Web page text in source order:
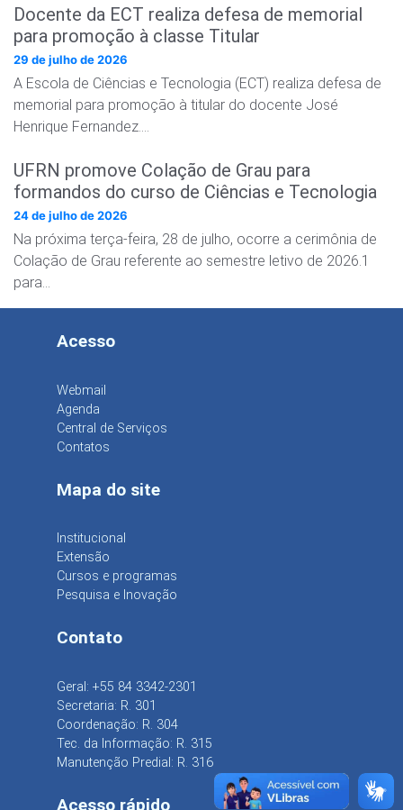
Docente da ECT realiza defesa de memorial
para promoção à classe Titular
29 de julho de 2026
A Escola de Ciências e Tecnologia (ECT) realiza defesa de
memorial para promoção à titular do docente José
Henrique Fernandez….
UFRN promove Colação de Grau para
formandos do curso de Ciências e Tecnologia
24 de julho de 2026
Na próxima terça-feira, 28 de julho, ocorre a cerimônia de
Colação de Grau referente ao semestre letivo de 2026.1
para…
Acesso
Webmail
Agenda
Central de Serviços
Contatos
Mapa do site
Institucional
Extensão
Cursos e programas
Pesquisa e Inovação
Contato
Geral: +55 84 3342-2301
Secretaria: R. 301
Coordenação: R. 304
Tec. da Informação: R. 315
Manutenção Predial: R. 316
Acesso rápido